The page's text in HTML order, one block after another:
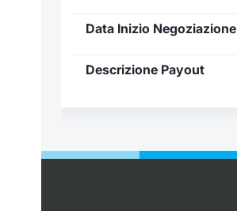
Data Inizio Negoziazione
Descrizione Payout